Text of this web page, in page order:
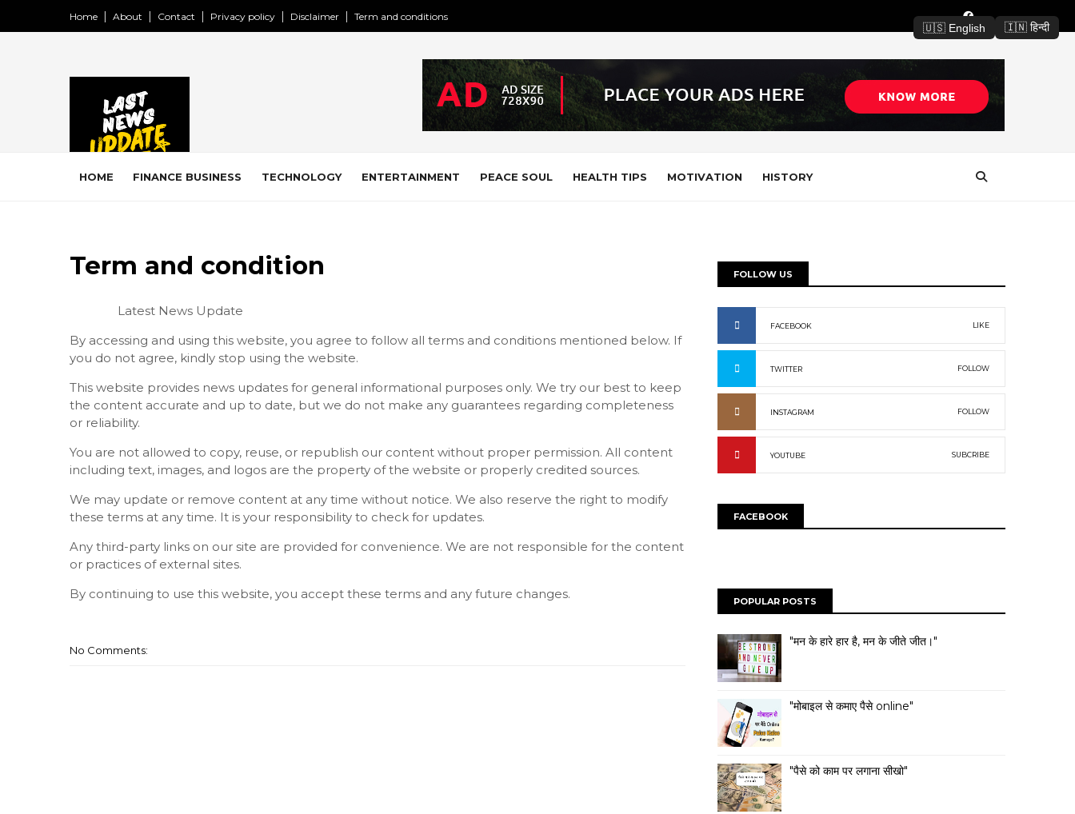
Home About Contact Privacy policy Disclaimer Term and conditions
HOME FINANCE BUSINESS TECHNOLOGY ENTERTAINMENT PEACE SOUL HEALTH TIPS MOTIVATION HISTORY
Term and condition
Latest News Update
By accessing and using this website, you agree to follow all terms and conditions mentioned below. If
you do not agree, kindly stop using the website.
This website provides news updates for general informational purposes only. We try our best to keep
the content accurate and up to date, but we do not make any guarantees regarding completeness
or reliability.
You are not allowed to copy, reuse, or republish our content without proper permission. All content
including text, images, and logos are the property of the website or properly credited sources.
We may update or remove content at any time without notice. We also reserve the right to modify
these terms at any time. It is your responsibility to check for updates.
Any third-party links on our site are provided for convenience. We are not responsible for the content
or practices of external sites.
By continuing to use this website, you accept these terms and any future changes.
No Comments:
🇺🇸 English 🇮🇳 हिन्दी
FOLLOW US
FACEBOOK LIKE
TWITTER FOLLOW
INSTAGRAM FOLLOW
YOUTUBE SUBCRIBE
FACEBOOK
POPULAR POSTS
"मन के हारे हार है, मन के जीते जीत।"
"मोबाइल से कमाए पैसे online"
"पैसे को काम पर लगाना सीखो"